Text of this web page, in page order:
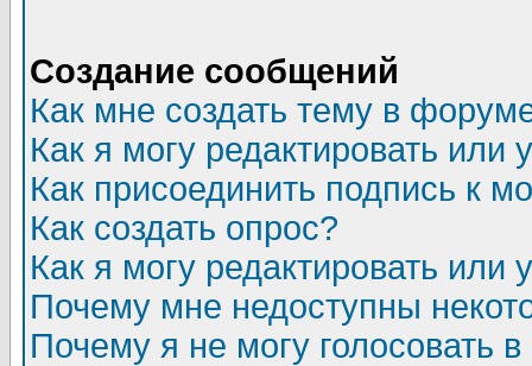
Создание сообщений
Как мне создать тему в
Как я могу редактировать или
Как присоединить подпись к
Как создать опрос?
Как я могу редактировать или
Почему мне недоступны
Почему я не могу голосовать